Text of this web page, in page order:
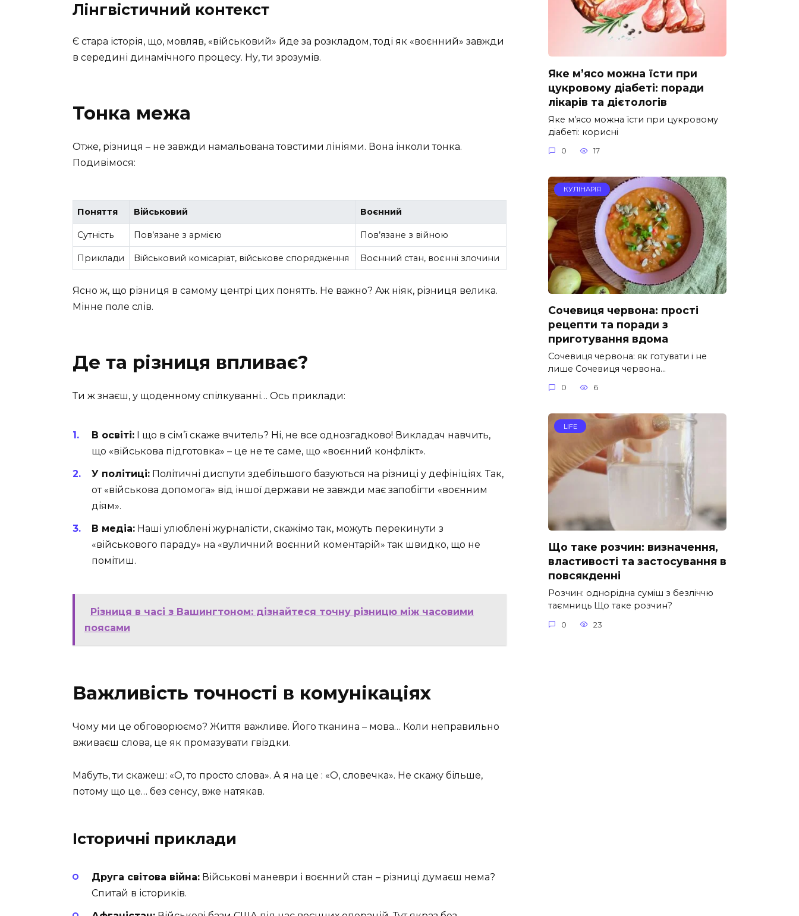
Лінгвістичний контекст
Є стара історія, що, мовляв, «військовий» йде за розкладом, тоді як «воєнний» завжди
в середині динамічного процесу. Ну, ти зрозумів.
Тонка межа
Отже, різниця – не завжди намальована товстими лініями. Вона інколи тонка.
Подивімося:
Поняття Військовий Воєнний
Сутність Пов’язане з армією Пов’язане з війною
Приклади Військовий комісаріат, військове спорядження Воєнний стан, воєнні злочини
Ясно ж, що різниця в самому центрі цих понятть. Не важно? Аж ніяк, різниця велика.
Мінне поле слів.
Де та різниця впливає?
Ти ж знаєш, у щоденному спілкуванні… Ось приклади:
В освіті: І що в сім’ї скаже вчитель? Ні, не все однозгадково! Викладач навчить,
що «військова підготовка» – це не те саме, що «воєнний конфлікт».
У політиці: Політичні диспути здебільшого базуються на різниці у дефініціях. Так,
от «військова допомога» від іншої держави не завжди має запобігти «воєнним
діям».
В медіа: Наші улюблені журналісти, скажімо так, можуть перекинути з
«військового параду» на «вуличний воєнний коментарій» так швидко, що не
помітиш.
Різниця в часі з Вашингтоном: дізнайтеся точну різницю між часовими
поясами
Важливість точності в комунікаціях
Чому ми це обговорюємо? Життя важливе. Його тканина – мова… Коли неправильно
вживаєш слова, це як промазувати гвіздки.
Мабуть, ти скажеш: «О, то просто слова». А я на це : «О, словечка». Не скажу більше,
потому що це… без сенсу, вже натякав.
Історичні приклади
Друга світова війна: Військові маневри і воєнний стан – різниці думаєш нема?
Спитай в істориків.
Яке м’ясо можна їсти при
цукровому діабеті: поради
лікарів та дієтологів
Яке м’ясо можна їсти при цукровому
діабеті: корисні
0 17
КУЛІНАРІЯ
Сочевиця червона: прості
рецепти та поради з
приготування вдома
Сочевиця червона: як готувати і не
лише Сочевиця червона…
0 6
LIFE
Що таке розчин: визначення,
властивості та застосування в
повсякденні
Розчин: однорідна суміш з безліччю
таємниць Що таке розчин?
0 23